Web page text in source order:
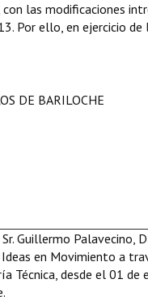
las modificaciones
Por ello, en ejercicio
DE BARILOCHE
Guillermo Palavecino,
en Movimiento a
Técnica, desde el 01